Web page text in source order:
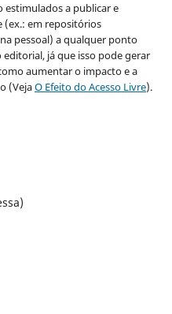
estimulados a publicar e
em repositórios
pessoal) a qualquer ponto
já que isso pode gerar
aumentar o impacto e a
(VejaO Efeito do Acesso Livre).